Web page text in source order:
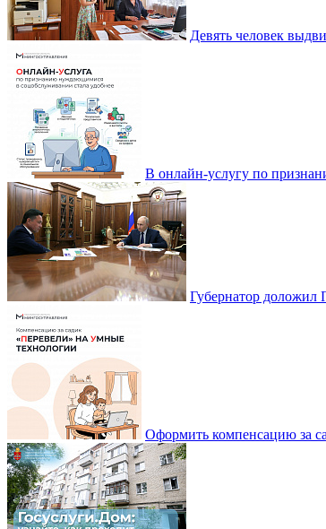
Девять человек
В онлайн-услугу по
Губернатор доложил
Оформить компенсацию за